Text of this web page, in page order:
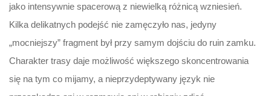
jako intensywnie spacerową z niewielką różnicą wzniesień.
Kilka delikatnych podejść nie zamęczyło nas, jedyny
„mocniejszy” fragment był przy samym dojściu do ruin zamku.
Charakter trasy daje możliwość większego skoncentrowania
się na tym co mijamy, a nieprzydeptywany język nie